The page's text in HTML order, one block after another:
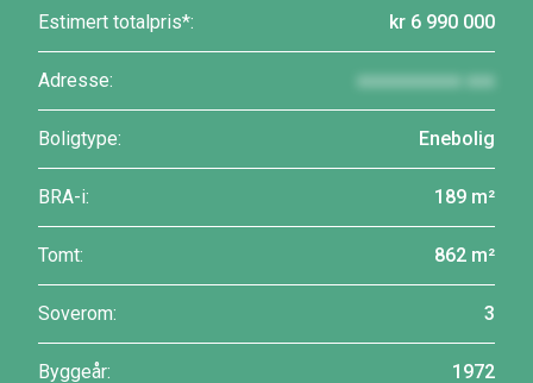
Estimert totalpris*: kr 6 990 000
Adresse: xxxxxxxxxxx xxx
Boligtype: Enebolig
BRA-i: 189 m²
Tomt: 862 m²
Soverom: 3
Byggeår: 1972